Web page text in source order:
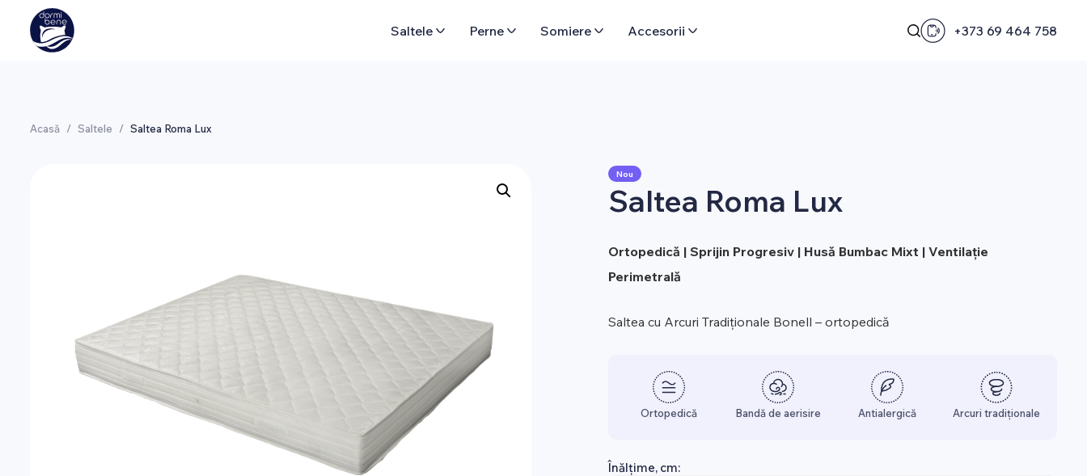
Saltele Perne Somiere Accesorii +373 69 464 758
Acasă / Saltele / Saltea Roma Lux
Nou
Saltea Roma Lux
Ortopedică | Sprijin Progresiv | Husă Bumbac Mixt | Ventilație
Perimetrală
Saltea cu Arcuri Tradiționale Bonell – ortopedică
Ortopedică Bandă de aerisire Antialergică Arcuri tradiționale
Înălțime, cm: